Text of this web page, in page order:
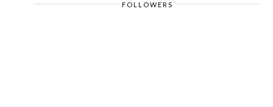
FOLLOWERS